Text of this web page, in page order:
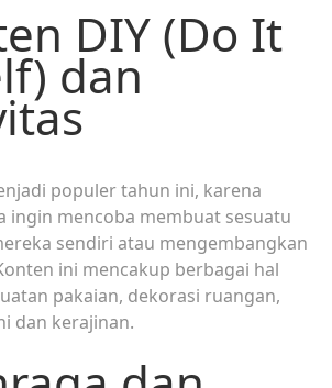
DIY (Do It
dan
populer tahun ini, karena
ingin mencoba membuat sesuatu
sendiri atau mengembangkan
ini mencakup berbagai hal
pakaian, dekorasi ruangan,
dan kerajinan.